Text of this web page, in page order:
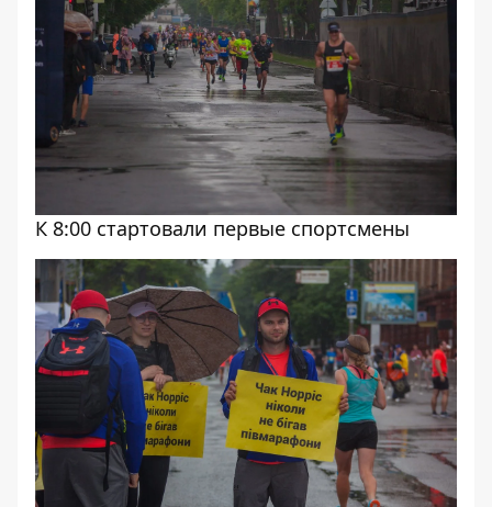
К 8:00 стартовали первые спортсмены